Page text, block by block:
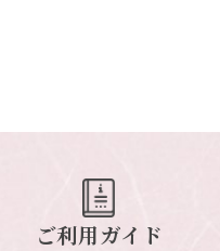
ご利用ガイド